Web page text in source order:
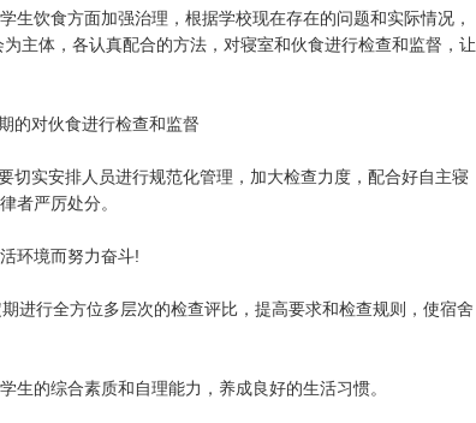
饮食方面加强治理，根据学校现在存在的问题和实际情况，
主体，各认真配合的方法，对寝室和伙食进行检查和监督，让
对伙食进行检查和监督
实安排人员进行规范化管理，加大检查力度，配合好自主寝
者严厉处分。
环境而努力奋斗!
行全方位多层次的检查评比，提高要求和检查规则，使宿舍
的综合素质和自理能力，养成良好的生活习惯。